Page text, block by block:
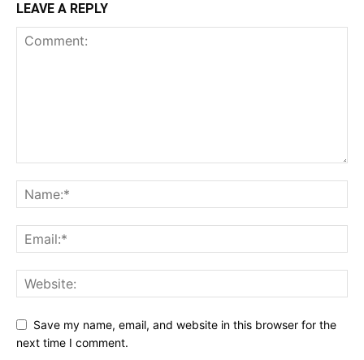
LEAVE A REPLY
Save my name, email, and website in this browser for the
next time I comment.